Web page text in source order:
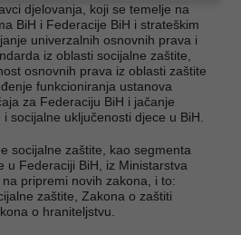
djelovanja, koji se temelje na
BiH i Federacije BiH i strateškim
univerzalnih osnovnih prava i
iz oblasti socijalne zaštite,
osnovnih prava iz oblasti zaštite
funkcioniranja ustanova
za Federaciju BiH i jačanje
socijalne uključenosti djece u BiH.
socijalne zaštite, kao segmenta
u Federaciji BiH, iz Ministarstva
pripremi novih zakona, i to:
zaštite, Zakona o zaštiti
o hraniteljstvu.